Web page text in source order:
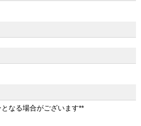
なる場合がございます**